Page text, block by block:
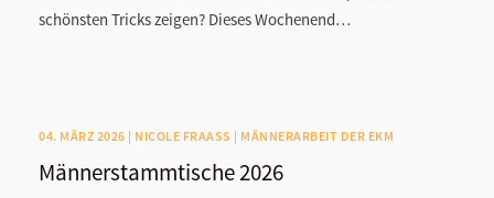
schönsten Tricks zeigen? Dieses Wochenend…
04. MÄRZ 2026 | NICOLE FRAASS | MÄNNERARBEIT DER EKM
Männerstammtische 2026